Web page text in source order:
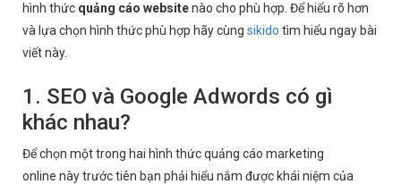
hình thức quảng cáo websitenào cho phù hợp. Để hiểu rõ hơn
và lựa chọn hình thức phù hợp hãy cùng sikido tìm hiểu ngay bài
viết này.
1. SEO và Google Adwords có gì
khác nhau?
Để chọn một trong hai hình thức quảng cáo marketing
online này trước tiên bạn phải hiểu nắm được khái niệm của